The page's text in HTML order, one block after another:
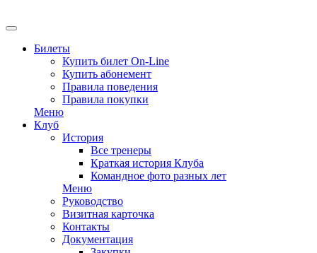
Билеты
Купить билет On-Line
Купить абонемент
Правила поведения
Правила покупки
Меню
Клуб
История
Все тренеры
Краткая история Клуба
Командное фото разных лет
Меню
Руководство
Визитная карточка
Контакты
Документация